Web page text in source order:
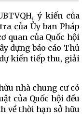
ý kiến của
của Ủy ban Pháp
quan của Quốc hội
dựng báo cáo Thủ
kiến tiếp thu, giải
nhà chung cư có
của Quốc hội đều
về thời hạn sở hữu